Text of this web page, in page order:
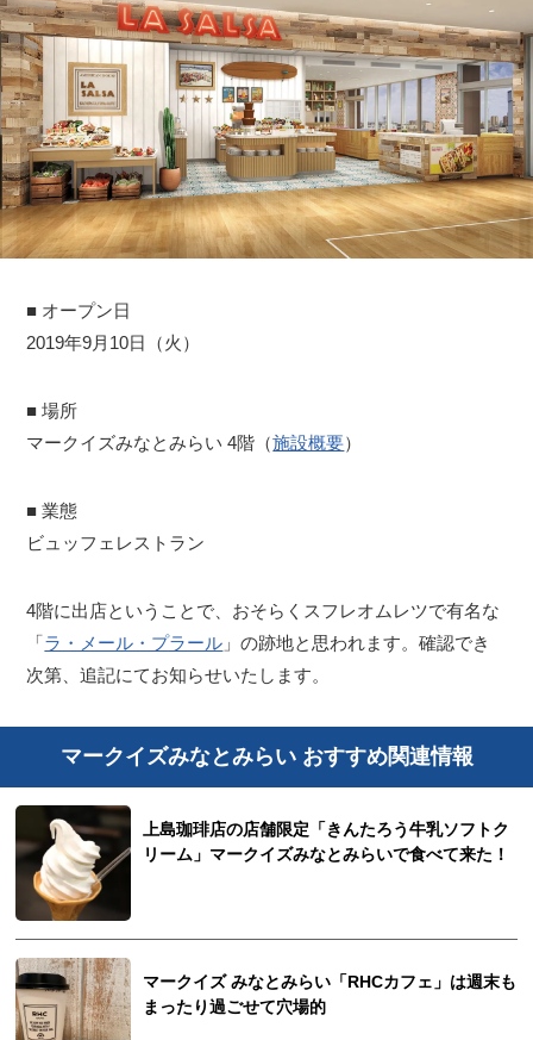
■ オープン日
2019年9月10日（火）
■ 場所
マークイズみなとみらい 4階（施設概要）
■ 業態
ビュッフェレストラン
4階に出店ということで、おそらくスフレオムレツで有名な
「ラ・メール・プラール 」の跡地と思われます。確認でき
次第、追記にてお知らせいたします。
マークイズみなとみらい おすすめ関連情報
上島珈琲店の店舗限定「きんたろう牛乳ソフトク
リーム」マークイズみなとみらいで食べて来た！
マークイズ みなとみらい「RHCカフェ」は週末も
まったり過ごせて穴場的